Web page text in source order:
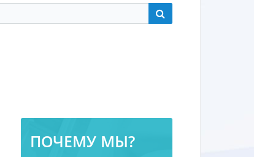
ПОЧЕМУ МЫ?